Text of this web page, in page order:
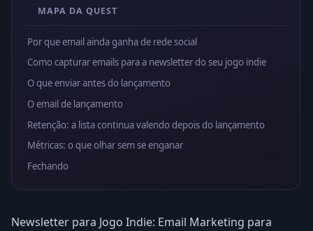
MAPA DA QUEST
Por que email ainda ganha de rede social
Como capturar emails para a newsletter do seu jogo indie
O que enviar antes do lançamento
O email de lançamento
Retenção: a lista continua valendo depois do lançamento
Métricas: o que olhar sem se enganar
Fechando
Newsletter para Jogo Indie: Email Marketing para